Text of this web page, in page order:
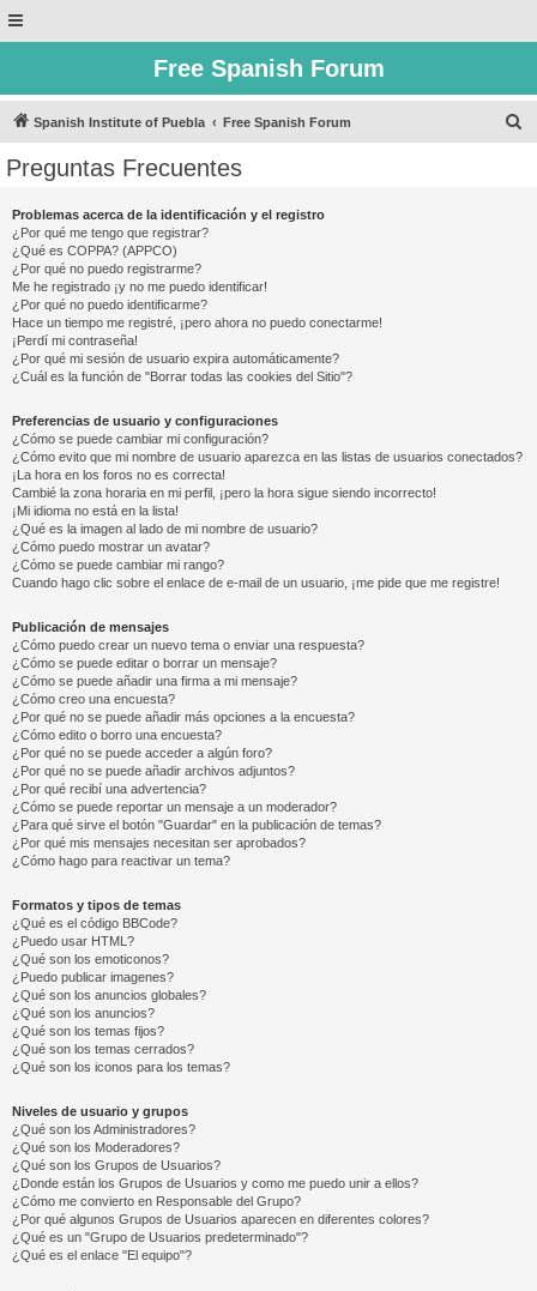
Free Spanish Forum
Spanish Institute of Puebla Free Spanish Forum
Preguntas Frecuentes
Problemas acerca de la identificación y el registro
¿Por qué me tengo que registrar?
¿Qué es COPPA? (APPCO)
¿Por qué no puedo registrarme?
Me he registrado ¡y no me puedo identificar!
¿Por qué no puedo identificarme?
Hace un tiempo me registré, ¡pero ahora no puedo conectarme!
¡Perdí mi contraseña!
¿Por qué mi sesión de usuario expira automáticamente?
¿Cuál es la función de "Borrar todas las cookies del Sitio"?
Preferencias de usuario y configuraciones
¿Cómo se puede cambiar mi configuración?
¿Cómo evito que mi nombre de usuario aparezca en las listas de usuarios conectados?
¡La hora en los foros no es correcta!
Cambié la zona horaria en mi perfil, ¡pero la hora sigue siendo incorrecto!
¡Mi idioma no está en la lista!
¿Qué es la imagen al lado de mi nombre de usuario?
¿Cómo puedo mostrar un avatar?
¿Cómo se puede cambiar mi rango?
Cuando hago clic sobre el enlace de e-mail de un usuario, ¡me pide que me registre!
Publicación de mensajes
¿Cómo puedo crear un nuevo tema o enviar una respuesta?
¿Cómo se puede editar o borrar un mensaje?
¿Cómo se puede añadir una firma a mi mensaje?
¿Cómo creo una encuesta?
¿Por qué no se puede añadir más opciones a la encuesta?
¿Cómo edito o borro una encuesta?
¿Por qué no se puede acceder a algún foro?
¿Por qué no se puede añadir archivos adjuntos?
¿Por qué recibí una advertencia?
¿Cómo se puede reportar un mensaje a un moderador?
¿Para qué sirve el botón "Guardar" en la publicación de temas?
¿Por qué mis mensajes necesitan ser aprobados?
¿Cómo hago para reactivar un tema?
Formatos y tipos de temas
¿Qué es el código BBCode?
¿Puedo usar HTML?
¿Qué son los emoticonos?
¿Puedo publicar imagenes?
¿Qué son los anuncios globales?
¿Qué son los anuncios?
¿Qué son los temas fijos?
¿Qué son los temas cerrados?
¿Qué son los iconos para los temas?
Niveles de usuario y grupos
¿Qué son los Administradores?
¿Qué son los Moderadores?
¿Qué son los Grupos de Usuarios?
¿Donde están los Grupos de Usuarios y como me puedo unir a ellos?
¿Cómo me convierto en Responsable del Grupo?
¿Por qué algunos Grupos de Usuarios aparecen en diferentes colores?
¿Qué es un "Grupo de Usuarios predeterminado"?
¿Qué es el enlace "El equipo"?